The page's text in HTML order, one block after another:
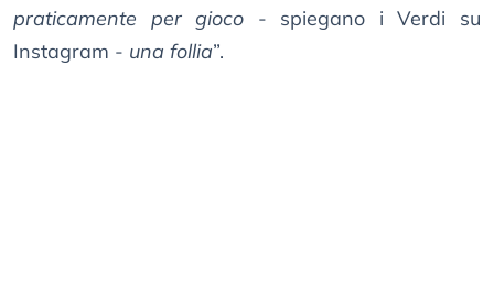
praticamente per gioco - spiegano i Verdi su
Instagram - una follia”.